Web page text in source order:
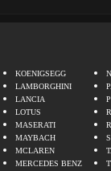
KOENIGSEGG
LAMBORGHINI
LANCIA
LOTUS
MASERATI
MAYBACH
MCLAREN
MERCEDES BENZ